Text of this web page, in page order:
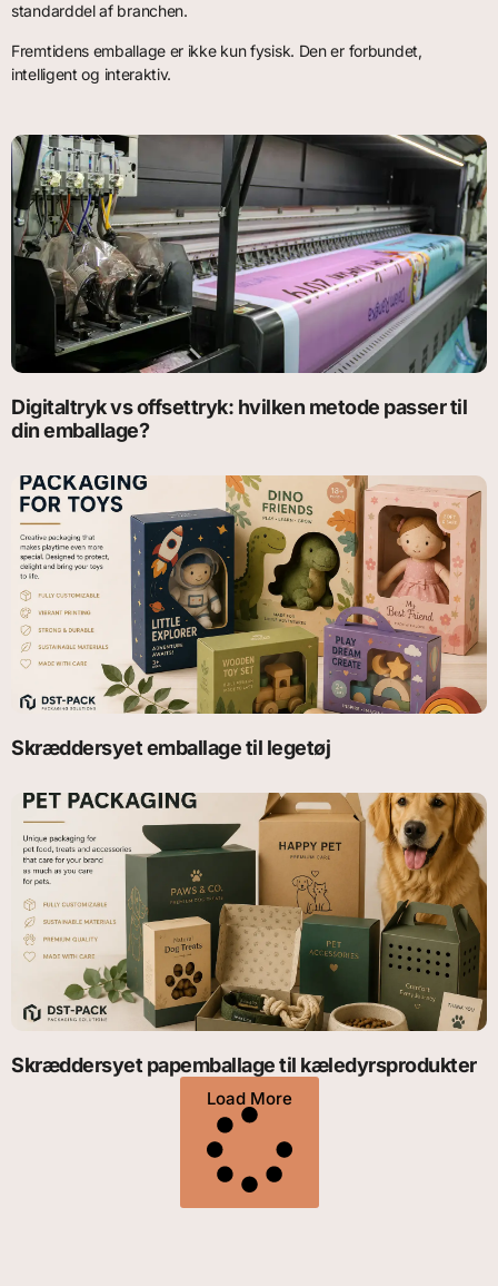
standarddel af branchen.
Fremtidens emballage er ikke kun fysisk. Den er forbundet,
intelligent og interaktiv.
Digitaltryk vs offsettryk: hvilken metode passer til
din emballage?
Skræddersyet emballage til legetøj
Skræddersyet papemballage til kæledyrsprodukter
Load More